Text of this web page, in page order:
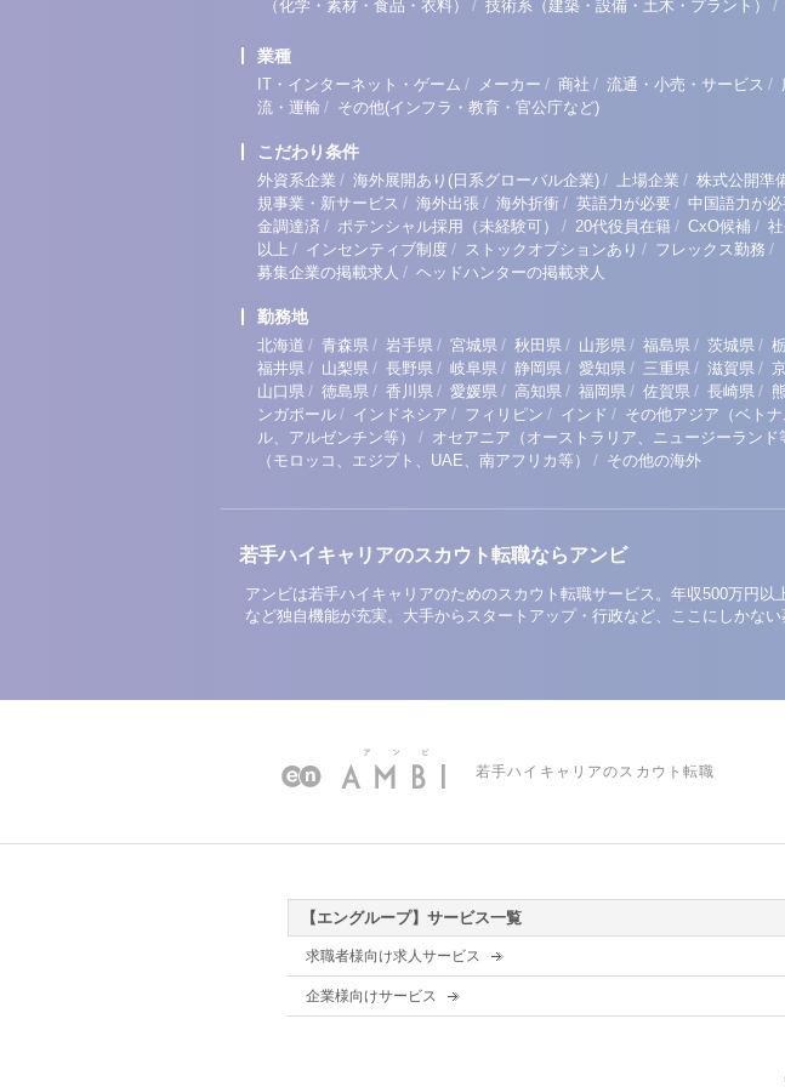
（化学・素材・食品・衣料） / 技術系（建築・設備・土木・プラント） /
業種
IT・インターネット・ゲーム / メーカー / 商社 / 流通・小売・サービス /
流・運輸 / その他(インフラ・教育・官公庁など)
こだわり条件
外資系企業 / 海外展開あり(日系グローバル企業) / 上場企業 / 株式公開準
規事業・新サービス / 海外出張 / 海外折衝 / 英語力が必要 / 中国語力が
金調達済 / ポテンシャル採用（未経験可） / 20代役員在籍 / CxO候補 /
以上 / インセンティブ制度 / ストックオプションあり / フレックス勤務 /
募集企業の掲載求人 / ヘッドハンターの掲載求人
勤務地
北海道 / 青森県 / 岩手県 / 宮城県 / 秋田県 / 山形県 / 福島県 / 茨城県 /
福井県 / 山梨県 / 長野県 / 岐阜県 / 静岡県 / 愛知県 / 三重県 / 滋賀県 /
山口県 / 徳島県 / 香川県 / 愛媛県 / 高知県 / 福岡県 / 佐賀県 / 長崎県 /
ンガポール / インドネシア / フィリピン / インド / その他アジア（ベトナ
ル、アルゼンチン等）
/ オセアニア（オーストラリア、ニュージーランド
（モロッコ、エジプト、UAE、南アフリカ等）
/ その他の海外
若手ハイキャリアのスカウト転職ならアンビ
アンビは若手ハイキャリアのためのスカウト転職サービス。年収500万円
など独自機能が充実。大手からスタートアップ・行政など、ここにしかない
若手ハイキャリアのスカウト転職
【エングループ】サービス一覧
求職者様向け求人サービス
企業様向けサービス